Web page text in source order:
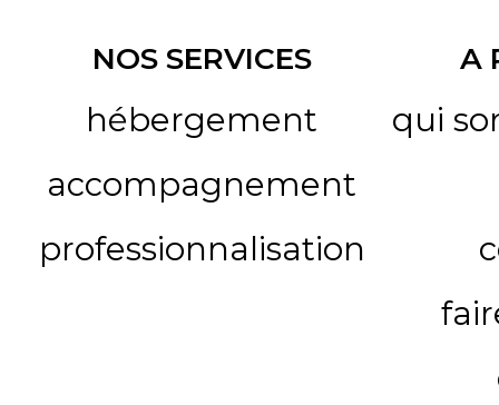
NOS SERVICES
hébergement
accompagnement
professionnalisation
A
qui